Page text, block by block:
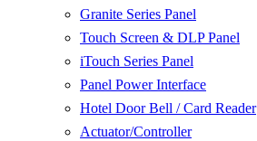
Granite Series Panel
Touch Screen & DLP Panel
iTouch Series Panel
Panel Power Interface
Hotel Door Bell / Card Reader
Actuator/Controller